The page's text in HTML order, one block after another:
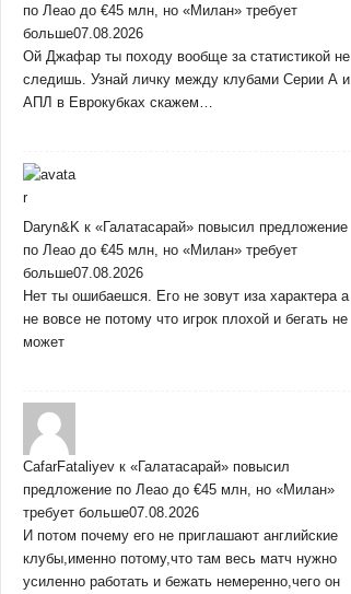
по Леао до €45 млн, но «Милан» требует
больше07.08.2026
Ой Джафар ты походу вообще за статистикой не
следишь. Узнай личку между клубами Серии А и
АПЛ в Еврокубках скажем…
Daryn&K к «Галатасарай» повысил предложение
по Леао до €45 млн, но «Милан» требует
больше07.08.2026
Нет ты ошибаешся. Его не зовут иза характера а
не вовсе не потому что игрок плохой и бегать не
может
CafarFataliyevк «Галатасарай» повысил
предложение по Леао до €45 млн, но «Милан»
требует больше07.08.2026
И потом почему его не приглашают английские
клубы,именно потому,что там весь матч нужно
усиленно работать и бежать немеренно,чего он